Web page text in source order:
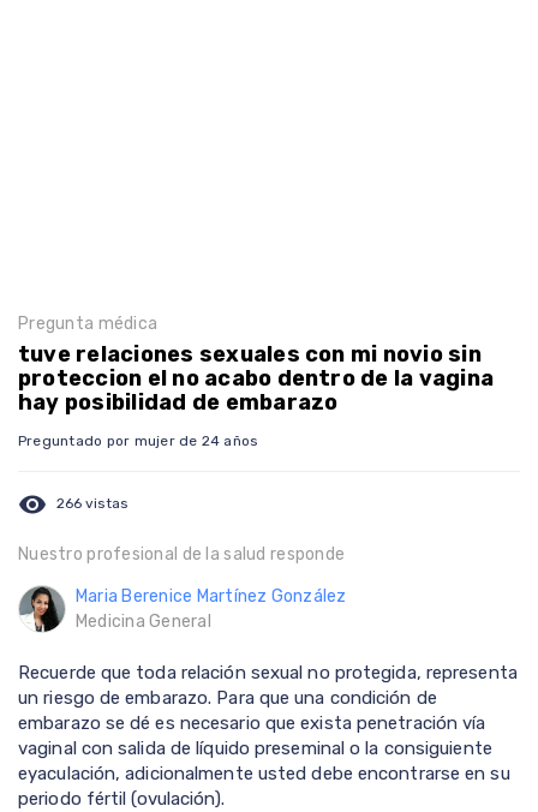
Pregunta médica
tuve relaciones sexuales con mi novio sin
proteccion el no acabo dentro de la vagina
hay posibilidad de embarazo
Preguntado por mujer de 24 años
visibility 266 vistas
Nuestro profesional de la salud responde
Maria Berenice Martínez González
Medicina General
Recuerde que toda relación sexual no protegida, representa
un riesgo de embarazo. Para que una condición de
embarazo se dé es necesario que exista penetración vía
vaginal con salida de líquido preseminal o la consiguiente
eyaculación, adicionalmente usted debe encontrarse en su
periodo fértil (ovulación).